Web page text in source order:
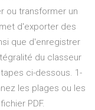
ou transformer un
d'exporter des
que d'enregistrer
du classeur
ci-dessous. 1-
les plages ou les
PDF.